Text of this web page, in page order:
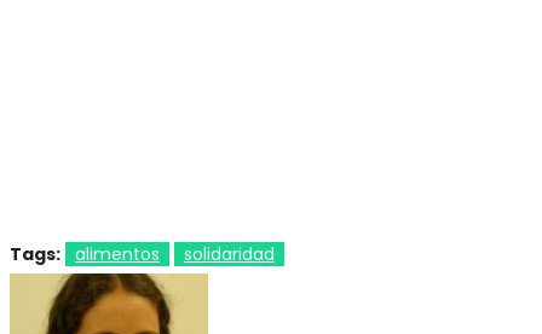
Tags: alimentos solidaridad